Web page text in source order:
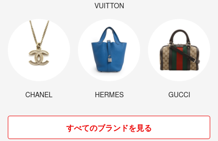
VUITTON
CHANEL HERMES GUCCI
すべてのブランドを見る